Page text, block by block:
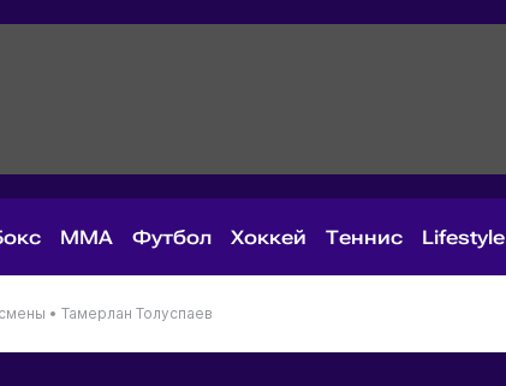
MMA Футбол Хоккей Теннис Lifestyle
• Тамерлан Толуспаев